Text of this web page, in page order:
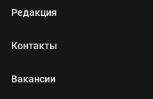
Редакция
Контакты
Вакансии